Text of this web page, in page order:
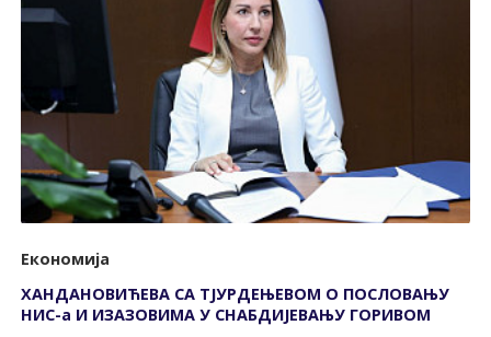
Економија
ХАНДАНОВИЋЕВА СА ТЈУРДЕЊЕВОМ О ПОСЛОВАЊУ
НИС-а И ИЗАЗОВИМА У СНАБДИЈЕВАЊУ ГОРИВОМ